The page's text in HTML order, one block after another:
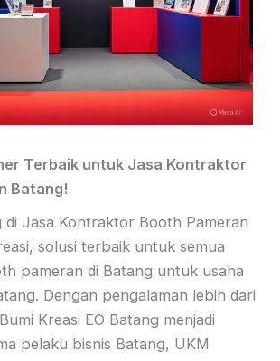
Terbaik untuk Jasa Kontraktor
Batang!
di Jasa Kontraktor Booth Pameran
solusi terbaik untuk semua
pameran di Batang untuk usaha
Dengan pengalaman lebih dari
Kreasi EO Batang menjadi
pelaku bisnis Batang, UKM